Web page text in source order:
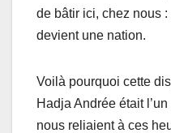
de bâtir ici, chez nous :
devient une nation.
Voilà pourquoi cette
Hadja Andrée était
nous reliaient à ces